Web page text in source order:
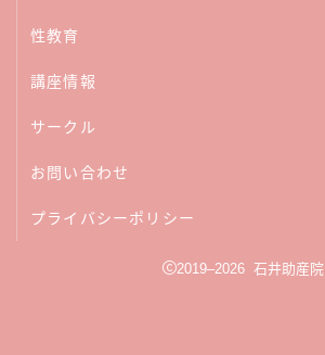
サークル
ブログ一覧
性教育
講座情報
サークル
お問い合わせ
プライバシーポリシー
2019–2026 石井助産院